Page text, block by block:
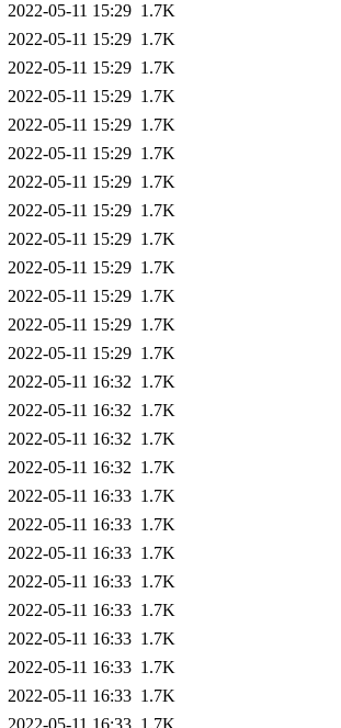
2022-05-11 15:29 1.7K
2022-05-11 15:29 1.7K
2022-05-11 15:29 1.7K
2022-05-11 15:29 1.7K
2022-05-11 15:29 1.7K
2022-05-11 15:29 1.7K
2022-05-11 15:29 1.7K
2022-05-11 15:29 1.7K
2022-05-11 15:29 1.7K
2022-05-11 15:29 1.7K
2022-05-11 15:29 1.7K
2022-05-11 15:29 1.7K
2022-05-11 15:29 1.7K
2022-05-11 16:32 1.7K
2022-05-11 16:32 1.7K
2022-05-11 16:32 1.7K
2022-05-11 16:32 1.7K
2022-05-11 16:33 1.7K
2022-05-11 16:33 1.7K
2022-05-11 16:33 1.7K
2022-05-11 16:33 1.7K
2022-05-11 16:33 1.7K
2022-05-11 16:33 1.7K
2022-05-11 16:33 1.7K
2022-05-11 16:33 1.7K